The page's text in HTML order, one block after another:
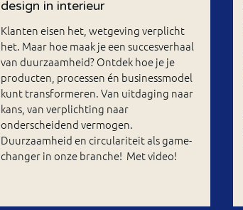
design in interieur
Klanten eisen het, wetgeving verplicht
het. Maar hoe maak je een succesverhaal
van duurzaamheid? Ontdek hoe je je
producten, processen én businessmodel
kunt transformeren. Van uitdaging naar
kans, van verplichting naar
onderscheidend vermogen.
Duurzaamheid en circulariteit als game-
changer in onze branche! Met video!